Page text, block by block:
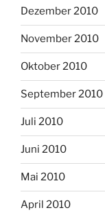
Dezember 2010
November 2010
Oktober 2010
September 2010
Juli 2010
Juni 2010
Mai 2010
April 2010